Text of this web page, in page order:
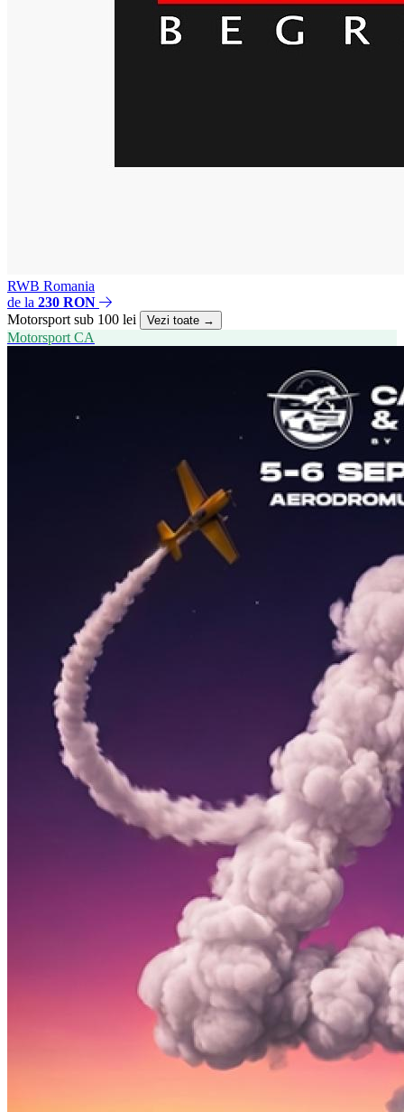
RWB Romania
de la 230 RON
Motorsport sub 100 lei
Vezi toate →
Motorsport CA